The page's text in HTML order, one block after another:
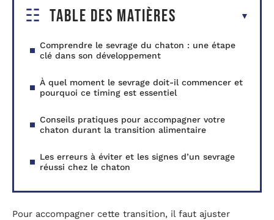
Table des matières
Comprendre le sevrage du chaton : une étape
clé dans son développement
À quel moment le sevrage doit-il commencer et
pourquoi ce timing est essentiel
Conseils pratiques pour accompagner votre
chaton durant la transition alimentaire
Les erreurs à éviter et les signes d’un sevrage
réussi chez le chaton
Pour accompagner cette transition, il faut ajuster